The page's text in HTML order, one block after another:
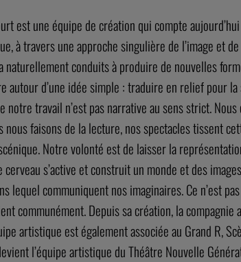
est une équipe de création qui compte
à travers une approche singulière de l’image et
conduits à produire de nouvelles
d’une idée simple : traduire en relief pour la
travail n’est pas narrative au sens strict.
faisons de la lecture, nos spectacles tissent
Notre volonté est de laisser la
s’active et construit un monde et des
lequel communiquent nos imaginaires. Ce n’est
communément. Depuis sa création, la compagnie
artistique est également associée au Grand R,
l’équipe artistique du Théâtre Nouvelle